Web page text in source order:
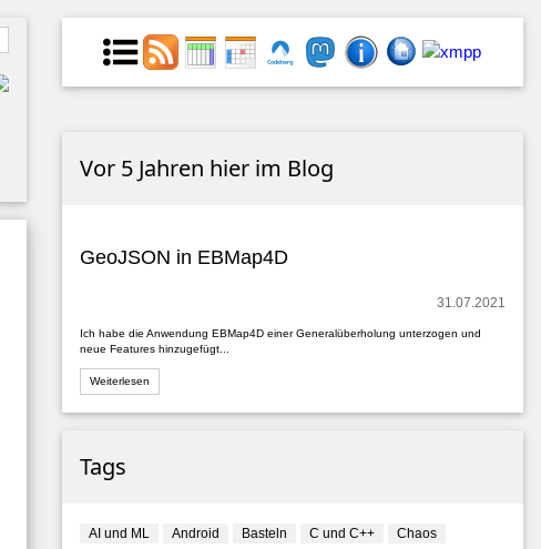
Vor 5 Jahren hier im Blog
GeoJSON in EBMap4D
31.07.2021
Ich habe die Anwendung EBMap4D einer Generalüberholung unterzogen und
neue Features hinzugefügt...
Weiterlesen
Tags
AI und ML Android Basteln C und C++ Chaos